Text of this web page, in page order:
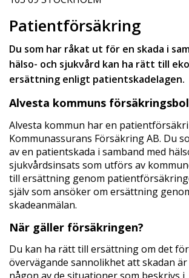
Patientförsäkring
Du som har råkat ut för en skada i
hälso- och sjukvård kan ha rätt till
ersättning enligt patientskadelagen.
Alvesta kommuns
Alvesta kommun har en
Kommunassurans Försäkring AB. Du
av en patientskada i samband med
sjukvårdsinsats som utförs av
till ersättning genom
själv som ansöker om ersättning
skadeanmälan.
När gäller försäkringen?
Du kan ha rätt till ersättning om det
övervägande sannolikhet att skadan